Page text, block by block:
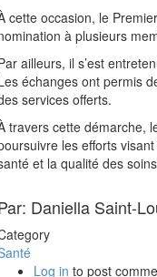
cette occasion, le
à plusieurs
ailleurs, il s’est
échanges ont permis
services offerts.
travers cette démarche,
les efforts
et la qualité des
Daniella Saint-
Log in to post